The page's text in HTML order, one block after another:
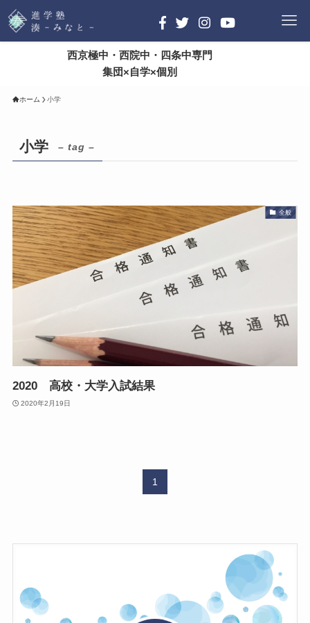
西京極中・西院中・四条中専門
集団×自学×個別
ホーム 小学
小学 – tag –
全般
2020 高校・大学入試結果
2020年2月19日
1